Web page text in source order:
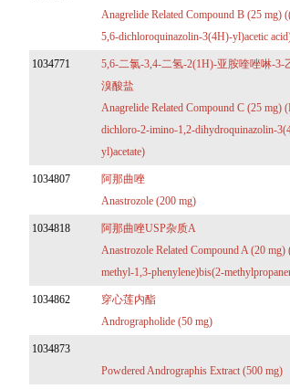
Anagrelide Related Compound B (25 mg)
5,6-dichloroquinazolin-3(4H)-yl)acetic
1034771
5,6-二氯-3,4-二氢-2(1H)-亚胺喹唑啉-3-
溴酸盐
Anagrelide Related Compound C (25 mg)
dichloro-2-imino-1,2-dihydroquinazolin-
yl)acetate)
1034807
阿那曲唑
Anastrozole (200 mg)
1034818
阿那曲唑USP杂质A
Anastrozole Related Compound A (20 mg)
methyl-1,3-phenylene)bis(2-
1034862
穿心莲内酯
Andrographolide (50 mg)
1034873
Powdered Andrographis Extract (500 mg)